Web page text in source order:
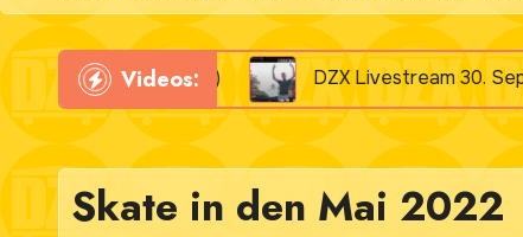
Videos:
(mit Video) DZX Livestream 30. September 2025
Skate in den Mai 2022